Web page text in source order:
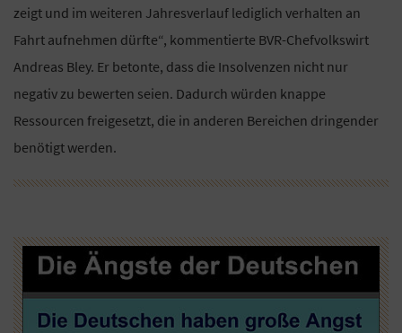
zeigt und im weiteren Jahresverlauf lediglich verhalten an
Fahrt aufnehmen dürfte“, kommentierte BVR-Chefvolkswirt
Andreas Bley. Er betonte, dass die Insolvenzen nicht nur
negativ zu bewerten seien. Dadurch würden knappe
Ressourcen freigesetzt, die in anderen Bereichen dringender
benötigt werden.